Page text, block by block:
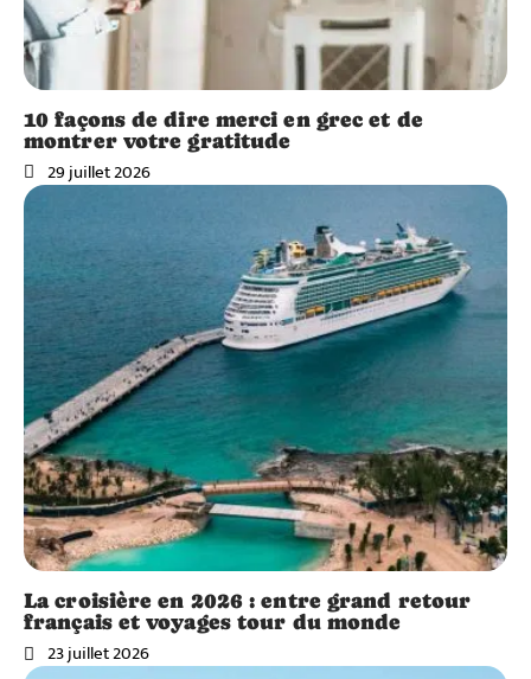
10 façons de dire merci en grec et de
montrer votre gratitude
29 juillet 2026
La croisière en 2026 : entre grand retour
français et voyages tour du monde
23 juillet 2026